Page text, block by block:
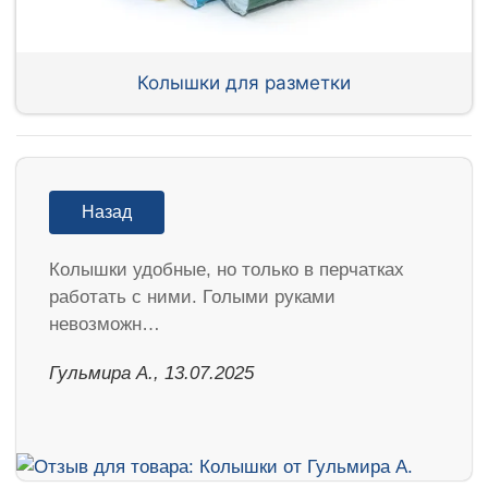
Колышки для разметки
Назад
Колышки удобные, но только в перчатках
работать с ними. Голыми руками
невозможн…
Гульмира А., 13.07.2025